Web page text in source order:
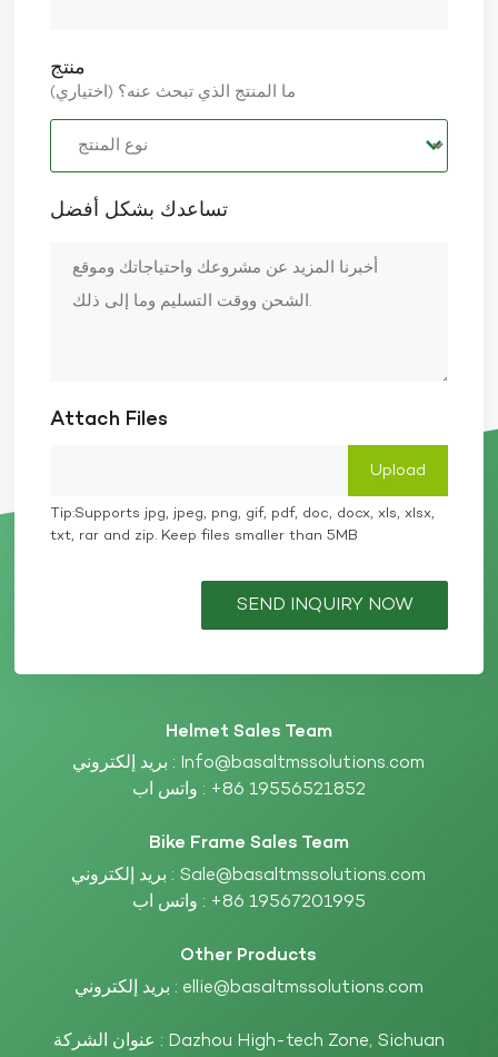
منتج
ما المنتج الذي تبحث عنه؟ (اختياري)
تساعدك بشكل أفضل
Attach Files
Tip:Supports jpg, jpeg, png, gif, pdf, doc, docx, xls, xlsx,
txt, rar and zip. Keep files smaller than 5MB
SEND INQUIRY NOW
Helmet Sales Team
بريد إلكتروني : Info@basaltmssolutions.com
واتس اب : +86 19556521852
Bike Frame Sales Team
بريد إلكتروني : Sale@basaltmssolutions.com
واتس اب : +86 19567201995
Other Products
بريد إلكتروني : ellie@basaltmssolutions.com
عنوان الشركة : Dazhou High-tech Zone, Sichuan